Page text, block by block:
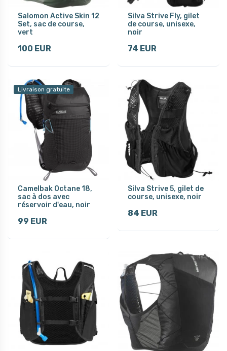
Salomon Active Skin 12
Set, sac de course,
vert
100 EUR
Silva Strive Fly, gilet
de course, unisexe,
noir
74 EUR
Livraison gratuite
Camelbak Octane 18,
sac à dos avec
réservoir d'eau, noir
99 EUR
Silva Strive 5, gilet de
course, unisexe, noir
84 EUR